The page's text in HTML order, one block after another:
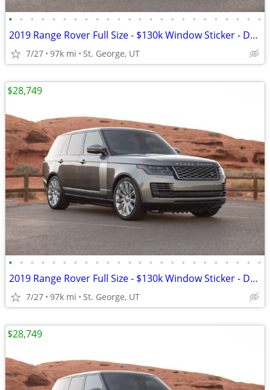
• • • • • • • • • • • • • • • • • • • • • • • •
2019 Range Rover Full Size - $130k Window Sticker - Dealer Serviced
7/27 97k mi St. George, UT
• • • • • • • • • • • • • • • • • • • • • • • •
2019 Range Rover Full Size - $130k Window Sticker - Dealer Serviced
7/27 97k mi St. George, UT
$28,749
$28,749